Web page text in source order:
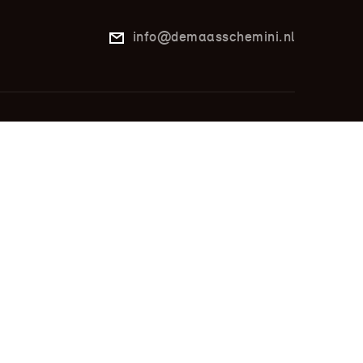
info@demaasschemini.nl